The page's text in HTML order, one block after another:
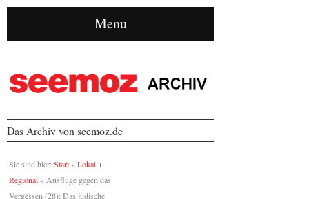
Menu
Das Archiv von seemoz.de
Sie sind hier: Start » Lokal +
Regional » Ausflüge gegen das
Vergessen (28): Das jüdische